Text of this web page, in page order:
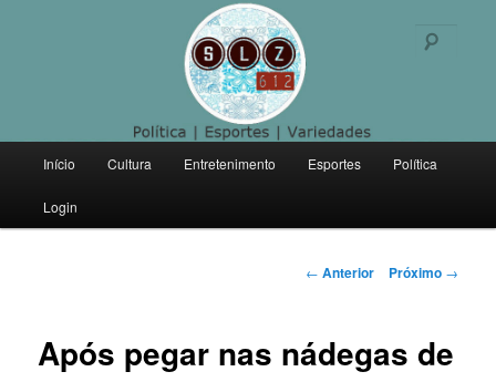
Politica | Esportes | Variedades
principal
Pular
para
principal
Início Cultura Entretenimento Esportes Política
Login
Navegação
← Anterior Próximo →
Após pegar nas nádegas de